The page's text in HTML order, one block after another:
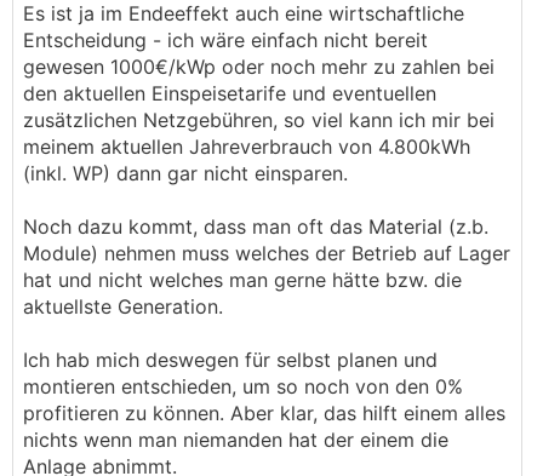
Es ist ja im Endeeffekt auch eine wirtschaftliche
Entscheidung - ich wäre einfach nicht bereit
gewesen 1000€/kWp oder noch mehr zu zahlen bei
den aktuellen Einspeisetarife und eventuellen
zusätzlichen Netzgebühren, so viel kann ich mir bei
meinem aktuellen Jahreverbrauch von 4.800kWh
(inkl. WP) dann gar nicht einsparen.
Noch dazu kommt, dass man oft das Material (z.b.
Module) nehmen muss welches der Betrieb auf Lager
hat und nicht welches man gerne hätte bzw. die
aktuellste Generation.
Ich hab mich deswegen für selbst planen und
montieren entschieden, um so noch von den 0%
profitieren zu können. Aber klar, das hilft einem alles
nichts wenn man niemanden hat der einem die
Anlage abnimmt.